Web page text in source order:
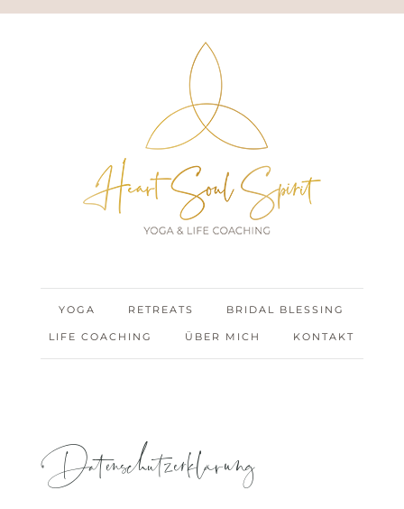
YOGA RETREATS BRIDAL BLESSING
LIFE COACHING ÜBER MICH KONTAKT
Datenschutzerklärung